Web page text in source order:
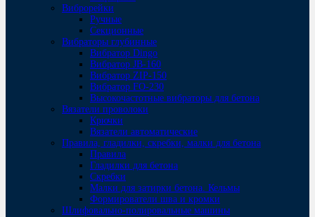
Виброрейки
Ручные
Секционные
Вибраторы глубинные
Вибратор Dingo
Вибратор JB-160
Вибратор ZIP-150
Bибратор FO-230
Высокочастотные вибраторы для бетона
Вязатели проволоки
Крючки
Вязатели автоматические
Правила, гладилки, скребки, малки для бетона
Правила
Гладилки для бетона
Скребки
Малки для затирки бетона. Кельмы
Формирователи шва и кромки
Шлифовально-полировальные машины